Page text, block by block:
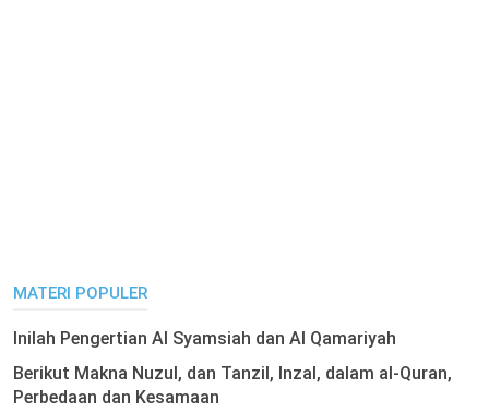
MATERI POPULER
Inilah Pengertian Al Syamsiah dan Al Qamariyah
Berikut Makna Nuzul, dan Tanzil, Inzal, dalam al-Quran,
Perbedaan dan Kesamaan